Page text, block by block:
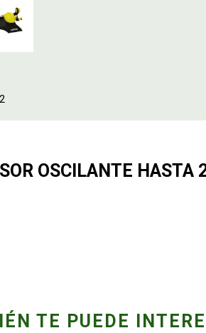
OSCILANTE HASTA
TE PUEDE